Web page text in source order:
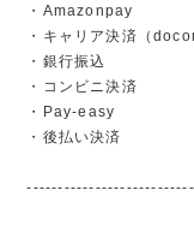
・Amazonpay
・キャリア決済（
・銀行振込
・コンビニ決済
・Pay-easy
・後払い決済